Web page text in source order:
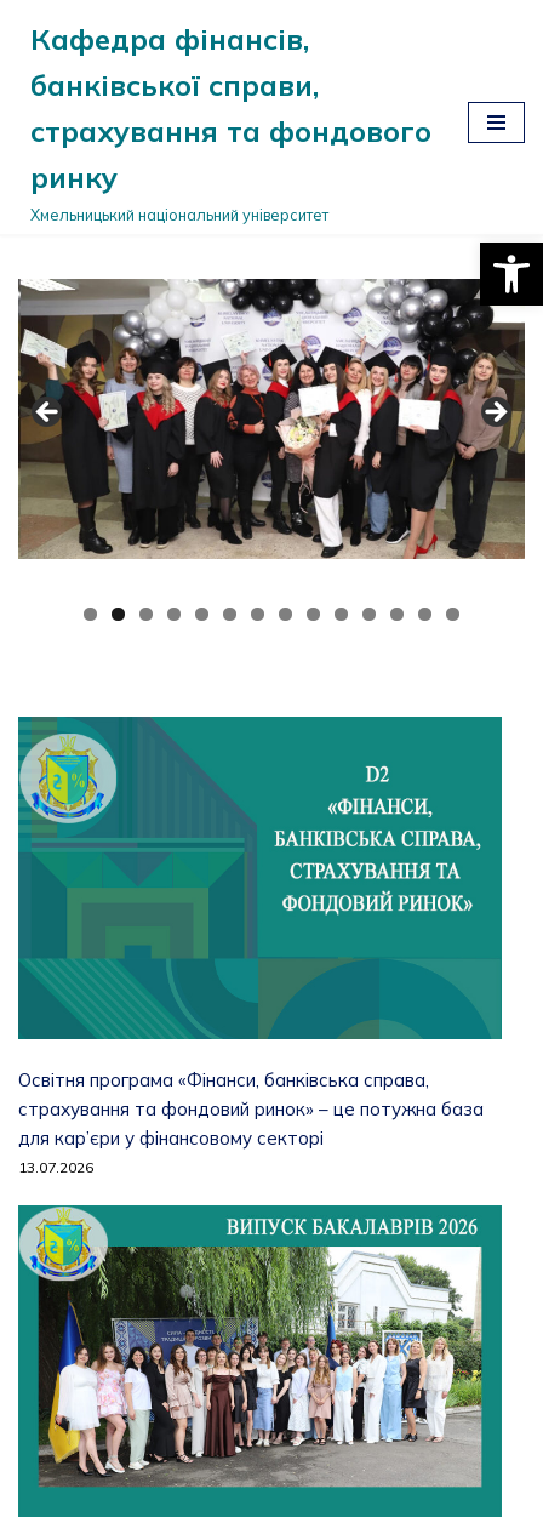
до
вмісту
Кафедра фінансів,
банківської справи,
страхування та фондового
ринку
Хмельницький національний університет
Освітня програма «Фінанси, банківська справа,
страхування та фондовий ринок» – це потужна база
для кар’єри у фінансовому секторі
13.07.2026